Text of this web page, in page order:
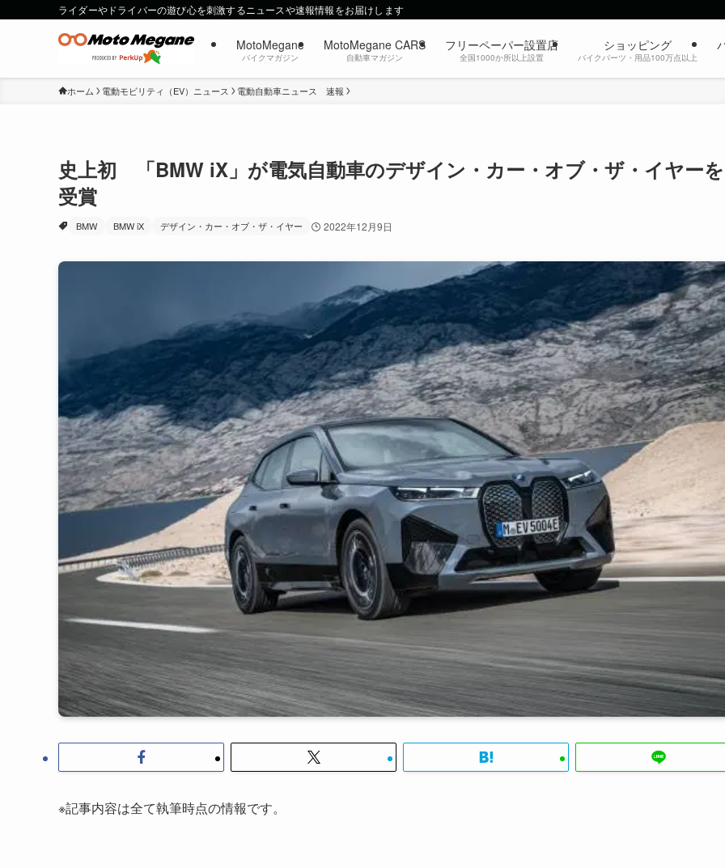
ライダーやドライバーの遊び心を刺激するニュースや速報情報をお届けします
MotoMegane
バイクマガジン
MotoMegane CARS
自動車マガジン
フリーペーパー設置店
全国1000か所以上設置
ショッピング
バイクパーツ・用品100万点以上
ホーム 電動モビリティ（EV）ニュース 電動自動車ニュース 速報
史上初 「BMW iX」が電気自動車のデザイン・カー・オブ・ザ・イヤーを
受賞
BMW BMW iX デザイン・カー・オブ・ザ・イヤー 2022年12月9日
※記事内容は全て執筆時点の情報です。